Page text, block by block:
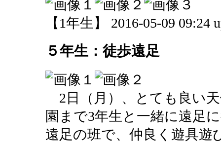
【1年生】 2016-05-09 09:24
５年生：徒歩遠足
2日（月）、とても良い
園まで3年生と一緒に遠足
遠足の班で、仲良く遊具